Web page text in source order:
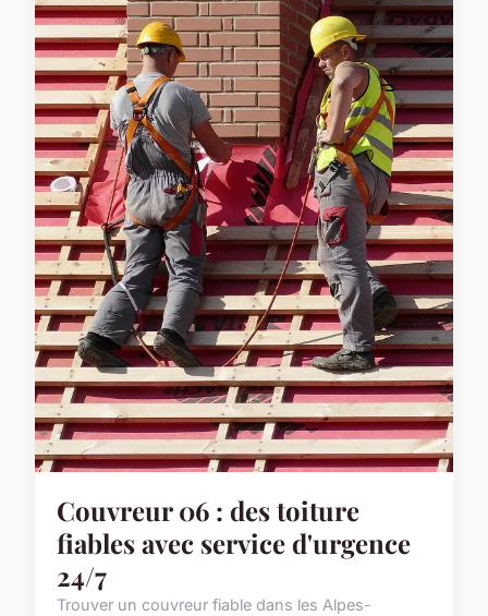
Couvreur 06 : des toiture
fiables avec service d'urgence
24/7
Trouver un couvreur fiable dans les Alpes-